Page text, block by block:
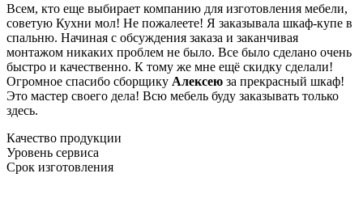
Всем, кто еще выбирает компанию для изготовления мебели,
советую Кухни мол! Не пожалеете! Я заказывала шкаф-купе в
спальню. Начиная с обсуждения заказа и заканчивая
монтажом никаких проблем не было. Все было сделано очень
быстро и качественно. К тому же мне ещё скидку сделали!
Огромное спасибо сборщику Алексею за прекрасный шкаф!
Это мастер своего дела! Всю мебель буду заказывать только
здесь.
Качество продукции
Уровень сервиса
Срок изготовления